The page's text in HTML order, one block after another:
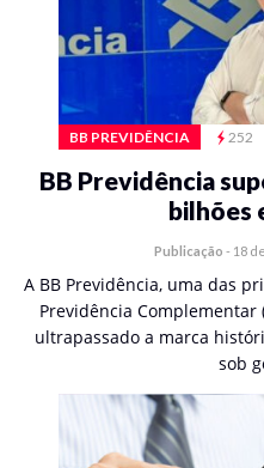
BB PREVIDÊNCIA 252
BB Previdência
bilhões
Publicação - 18
A BB Previdência, uma das
Previdência Complementar
ultrapassado a marca
sob